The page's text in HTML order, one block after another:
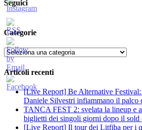
Seguici
Categorie
Categorie
Articoli recenti
[Live Report] Be Alternative
Daniele Silvestri infiammano il palco
TANCA FEST 2: svelata la lineup e
biglietti dei singoli giorni dopo il sold
[Live Report] Il tour dei Litfiba per i